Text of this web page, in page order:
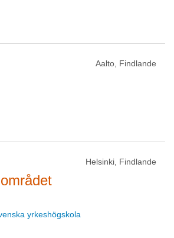
Aalto, Findlande
Helsinki, Findlande
yrkeshögskola